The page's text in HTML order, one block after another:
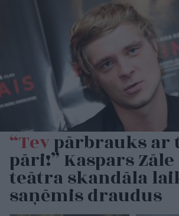
“Tevpārbrauks ar
pāri!” Kaspars
teātra skandāla
saņēmis draudus